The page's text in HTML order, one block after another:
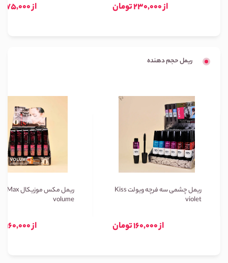
از 230,000 تومان از 75,000 تومان
ریمل حجم دهنده
ریمل چشمی سه فرچه ویولت Kiss
violet
از 160,000 تومان
ریمل مکس موزیکال Max
volume
از 160,000 تومان